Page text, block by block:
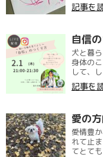
記事を
自信の
犬と暮
身体の
して、
記事を
愛の方
愛情豊
れて止
てとて